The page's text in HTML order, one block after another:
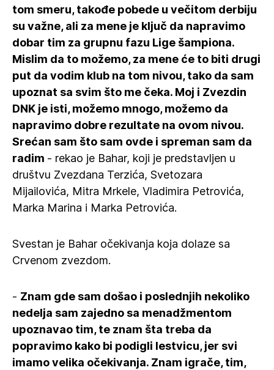
tom smeru, takođe pobede u večitom derbiju
su važne, ali za mene je ključ da napravimo
dobar tim za grupnu fazu Lige šampiona.
Mislim da to možemo, za mene će to biti drugi
put da vodim klub na tom nivou, tako da sam
upoznat sa svim što me čeka. Moj i Zvezdin
DNK je isti, možemo mnogo, možemo da
napravimo dobre rezultate na ovom nivou.
Srećan sam što sam ovde i spreman sam da
radim - rekao je Bahar, koji je predstavljen u
društvu Zvezdana Terzića, Svetozara
Mijailovića, Mitra Mrkele, Vladimira Petrovića,
Marka Marina i Marka Petrovića.
Svestan je Bahar očekivanja koja dolaze sa
Crvenom zvezdom.
- Znam gde sam došao i poslednjih nekoliko
nedelja sam zajedno sa menadžmentom
upoznavao tim, te znam šta treba da
popravimo kako bi podigli lestvicu, jer svi
imamo velika očekivanja. Znam igrače, tim,